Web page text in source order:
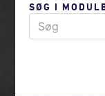
SØG I